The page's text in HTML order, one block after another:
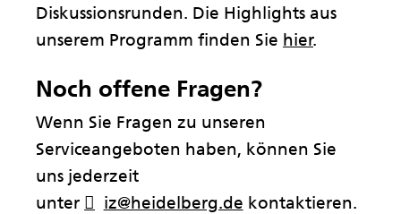
Diskussionsrunden. Die Highlights aus
unserem Programm finden Sie hier.
Noch offene Fragen?
Wenn Sie Fragen zu unseren
Serviceangeboten haben, können Sie
uns jederzeit
unter
iz@heidelberg.de kontaktieren.